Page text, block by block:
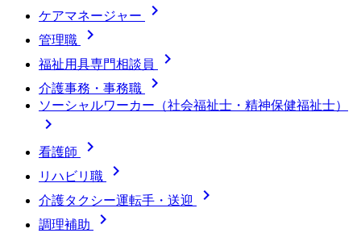
ケアマネージャー 
管理職 
福祉用具専門相談員 
介護事務・事務職 
ソーシャルワーカー（社会福祉士・精神保健福祉士）

看護師 
リハビリ職 
介護タクシー運転手・送迎 
調理補助 